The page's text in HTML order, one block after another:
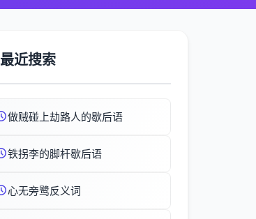
最近搜索
做贼碰上劫路人的歇后语
铁拐李的脚杆歇后语
心无旁鹭反义词